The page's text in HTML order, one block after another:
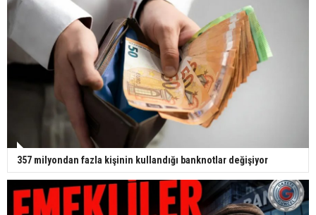
357 milyondan fazla kişinin kullandığı banknotlar değişiyor